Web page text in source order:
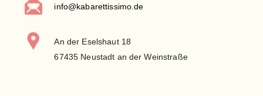
info@kabarettissimo.de
An der Eselshaut 18
67435 Neustadt an der Weinstraße